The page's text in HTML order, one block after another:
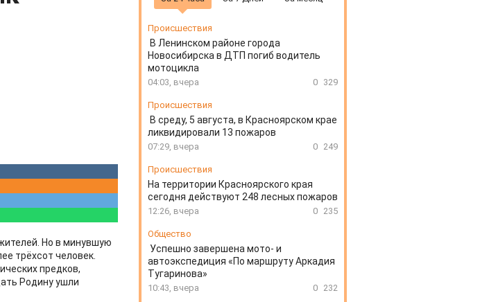
Но в минувшую
трёхсот человек.
предков,
Родину ушли
Происшествия
В Ленинском районе города
Новосибирска в ДТП погиб водитель
мотоцикла
04:03, вчера 0 329
Происшествия
В среду, 5 августа, в Красноярском крае
ликвидировали 13 пожаров
07:29, вчера 0 249
Происшествия
На территории Красноярского края
сегодня действуют 248 лесных пожаров
12:26, вчера 0 235
Общество
Успешно завершена мото- и
автоэкспедиция «По маршруту Аркадия
Тугаринова»
10:43, вчера 0 232